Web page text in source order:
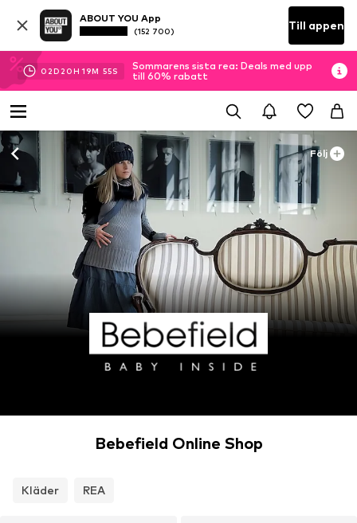
ABOUT YOU App
(152 700) Till appen
02D 20H 19M 53S
Sommarens sista rea: Deals med upp
till 60% rabatt
Följ
Bebefield Online Shop
Kläder REA